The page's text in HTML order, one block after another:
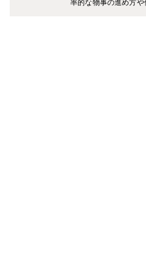
率的な物事の進め方や